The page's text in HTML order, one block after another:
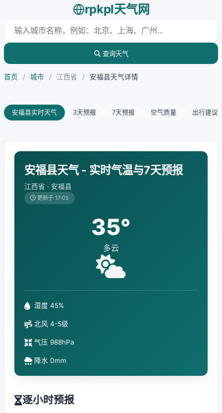
rpkpl天气网
查询天气
首页 / 城市 / 江西省 / 安福县天气详情
安福县实时天气 3天预报 7天预报 空气质量 出行建议
安福县天气 - 实时气温与7天预报
江西省 · 安福县
更新于 17:05
35°
多云
湿度 45%
北风 4-5级
气压 988hPa
降水 0mm
逐小时预报